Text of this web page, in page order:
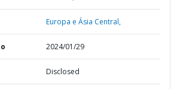
Europa e Ásia Central,
2024/01/29
Disclosed